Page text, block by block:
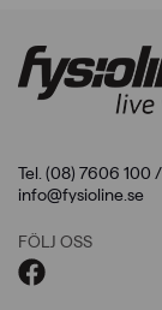
Tel. (08) 7606 100
info@fysioline.se
FÖLJ OSS